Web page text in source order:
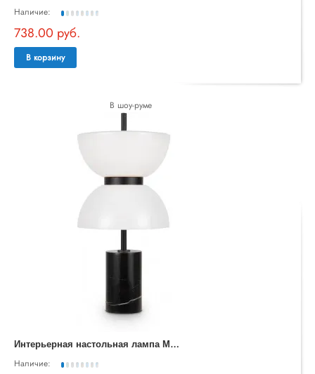
Наличие:
738.00 руб.
В корзину
В шоу-руме
И
нтерьерная настольная лампа Memory MOD178TL-L11B3K
Наличие: